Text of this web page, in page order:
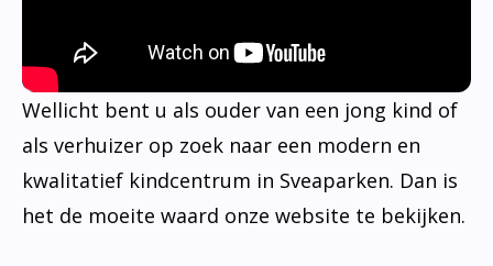
Wellicht bent u als ouder van een jong kind of
als verhuizer op zoek naar een modern en
kwalitatief kindcentrum in Sveaparken. Dan is
het de moeite waard onze website te bekijken.